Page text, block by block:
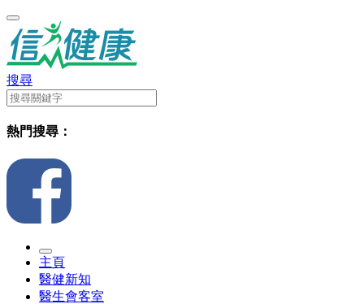
搜尋
熱門搜尋：
主頁
醫健新知
醫生會客室